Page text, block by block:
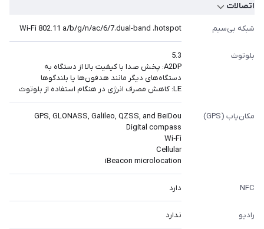
اتصالات
شبکه بی‌سیم Wi-Fi 802.11 a/b/g/n/ac/6/7،dual-band ،hotspot
بلوتوث
5.3
A2DP: پخش صدا با کیفیت بالا از دستگاه به
دستگاه‌های دیگر مانند هدفون‌ها یا بلندگوها
LE: کاهش مصرف انرژی در هنگام استفاده از بلوتوث
مکان‌یاب (GPS)
GPS, GLONASS, Galileo, QZSS, and BeiDou
Digital compass
Wi‑Fi
Cellular
iBeacon microlocation
NFC دارد
رادیو ندارد